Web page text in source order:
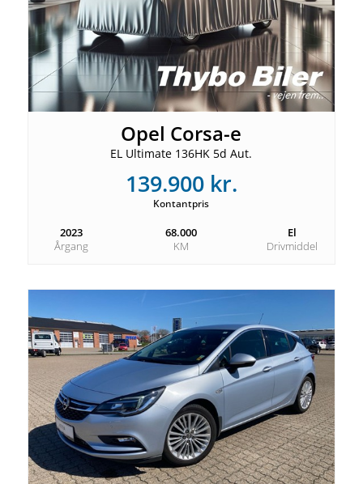
Opel Corsa-e
EL Ultimate 136HK 5d Aut.
139.900 kr.
Kontantpris
2023
Årgang
68.000
KM
El
Drivmiddel